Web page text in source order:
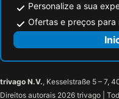
Personalize a sua
Ofertas e preços para
trivago N.V., Kesselstraße 5 – 7,
Direitos autorais 2026 trivago |